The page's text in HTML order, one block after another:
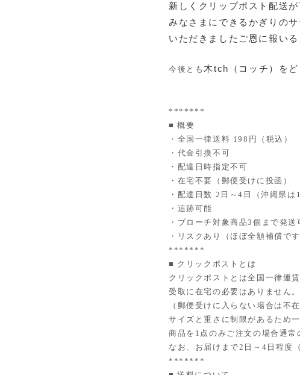
新しくクリップポスト配送が
みなさまにできるかぎりの
いただきましたご恩に報い
今後とも木tch（コッチ）をど
*******
■ 概要
・全国一律送料 198円（税込）
・代金引換不可
・配達日時指定不可
・在宅不要（郵便受けに投函）
・配達日数 2日～4日（沖縄県は
・追跡可能
・ブローチ対象商品3個まで発
・リスクあり（ほぼ全額補償で
*******
■ クリックポストとは
クリックポストとは全国一律運
受取に在宅の必要はありません
（郵便受けに入らない場合は不
サイズと重さに制限があるため
商品を1点のみご注文の場合通常
なお、お届けまで2日～4日程度
*******